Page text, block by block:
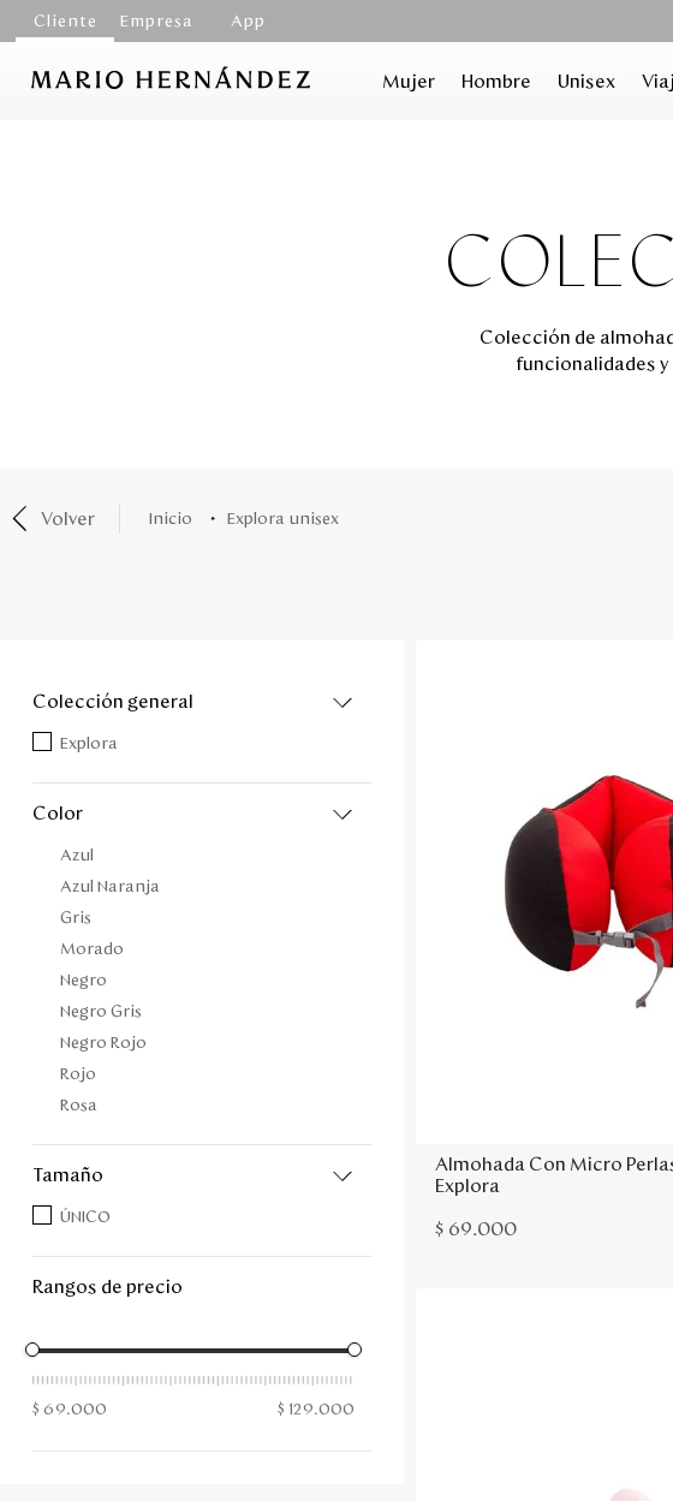
Cliente Empresa App
Mujer Hombre Unisex
Colección de
funcionalidades
Volver explora unisex
colección general
Explora
color
Azul
Azul Naranja
Gris
Morado
Negro
Negro Gris
Negro Rojo
Rojo
Rosa
tamaño
ÚNICO
rangos de precio
$ 69.000 $ 129.000
Almohada Con Micro
Explora
$ 69.000